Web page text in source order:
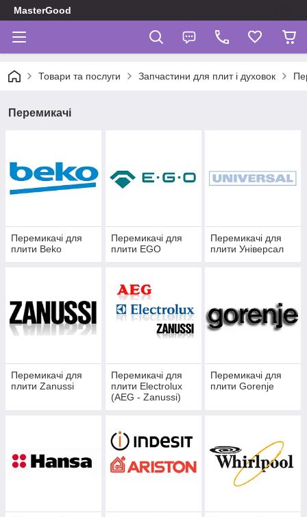
MasterGood
Товари та послуги Запчастини для плит і духовок
Перемикачі
Перемикачі для
плити Beko
Перемикачі для
плити EGO
Перемикачі для
плити Універсал
Перемикачі для
плити Zanussi
Перемикачі для
плити Electrolux
(AEG - Zanussi)
Перемикачі для
плити Gorenje